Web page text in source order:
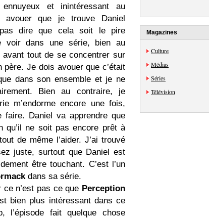
et inintéressant au
avouer que je trouve Daniel
dire que cela soit le pire
voir dans une série, bien au
avant tout de se concentrer sur
Je dois avouer que c’était
dans son ensemble et je ne
Bien au contraire, je
m’endorme encore une fois,
Daniel va apprendre que
qu’il ne soit pas encore prêt à
de même l’aider. J’ai trouvé
juste, surtout que Daniel est
être touchant. C’est l’un
dans sa série.
ce n’est pas ce que Perception
bien plus intéressant dans ce
fait quelque chose
Magazines
Culture
Médias
Séries
Télévision